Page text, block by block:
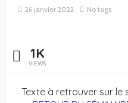
26 janvier 2022 No tags
1K
VIEWS
Texte à retrouver sur le